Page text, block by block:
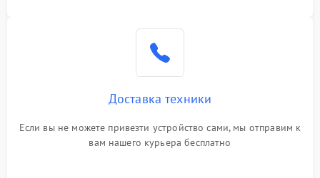
Доставка техники
Если вы не можете привезти устройство сами, мы отправим к
вам нашего курьера бесплатно